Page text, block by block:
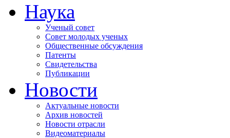
Наука
Ученый совет
Совет молодых ученых
Общественные обсуждения
Патенты
Свидетельства
Публикации
Новости
Актуальные новости
Архив новостей
Новости отрасли
Видеоматериалы